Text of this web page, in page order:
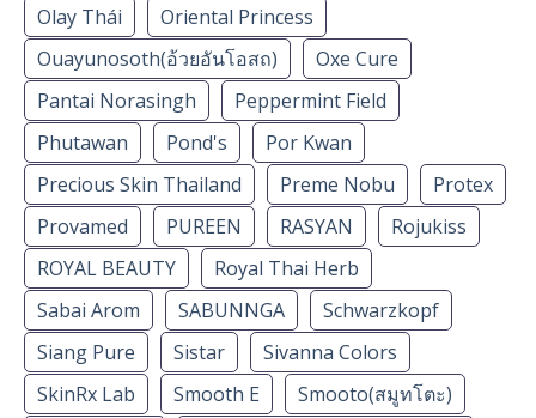
Olay Thái
Oriental Princess
Ouayunosoth(อ้วยอันโอสถ)
Oxe Cure
Pantai Norasingh
Peppermint Field
Phutawan
Pond's
Por Kwan
Precious Skin Thailand
Preme Nobu
Protex
Provamed
PUREEN RASYAN
Rojukiss
ROYAL BEAUTY
Royal Thai Herb
Sabai Arom
SABUNNGA
Schwarzkopf
Siang Pure
Sistar
Sivanna Colors
SkinRx Lab
Smooth E
Smooto(สมูทโตะ)